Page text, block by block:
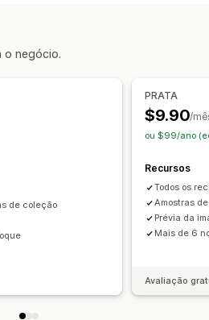
comprados juntos
personalizados
o negócio.
de coleção
PRATA
$9.90/
ou $99/ano
Recursos
Todos os
Amostras
Prévia da
Mais de 6
Avaliação